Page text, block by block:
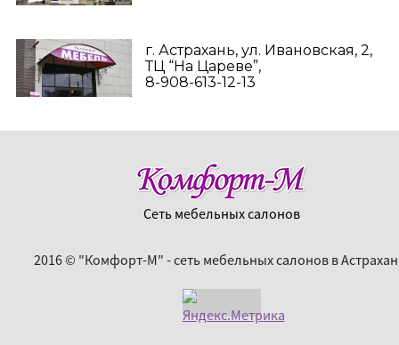
г. Астрахань, ул. Ивановская, 2,
ТЦ “На Цареве”,
8-908-613-12-13
Сеть мебельных салонов
2016 © "Комфорт-М" - сеть мебельных салонов в